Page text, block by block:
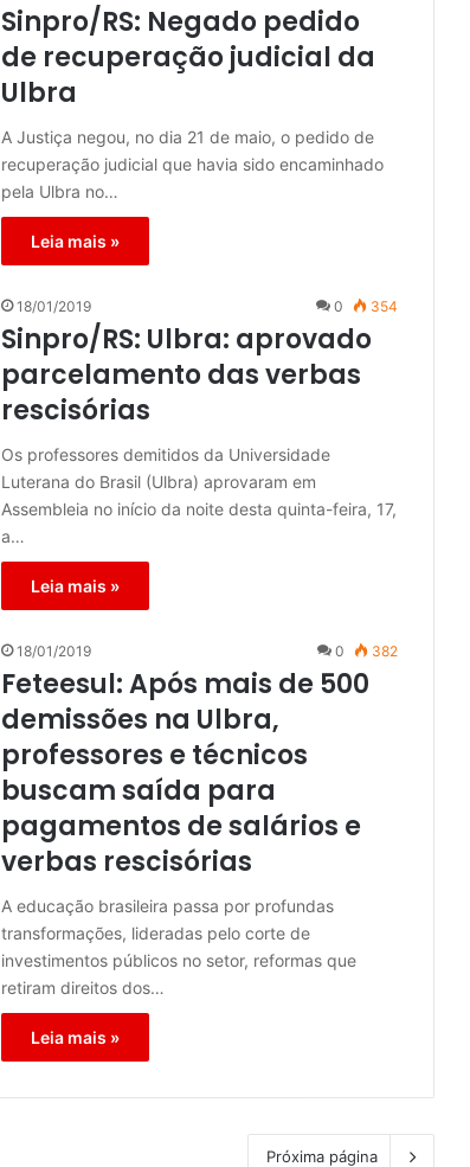
Sinpro/RS: Negado pedido
de recuperação judicial da
Ulbra
A Justiça negou, no dia 21 de maio, o pedido de
recuperação judicial que havia sido encaminhado
pela Ulbra no…
Leia mais »
18/01/2019 0 354
Sinpro/RS: Ulbra: aprovado
parcelamento das verbas
rescisórias
Os professores demitidos da Universidade
Luterana do Brasil (Ulbra) aprovaram em
Assembleia no início da noite desta quinta-feira, 17,
a…
Leia mais »
18/01/2019 0 382
Feteesul: Após mais de 500
demissões na Ulbra,
professores e técnicos
buscam saída para
pagamentos de salários e
verbas rescisórias
A educação brasileira passa por profundas
transformações, lideradas pelo corte de
investimentos públicos no setor, reformas que
retiram direitos dos…
Leia mais »
Próxima página